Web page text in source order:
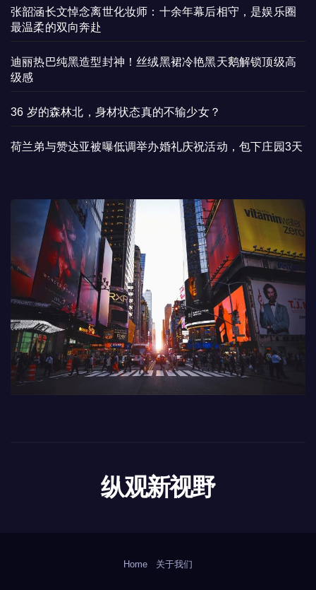
张韶涵长文悼念离世化妆师：十余年幕后相守，是娱乐圈
最温柔的双向奔赴
迪丽热巴纯黑造型封神！丝绒黑裙冷艳黑天鹅解锁顶级高
级感
36 岁的森林北，身材状态真的不输少女？
荷兰弟与赞达亚被曝低调举办婚礼庆祝活动，包下庄园3天
纵观新视野
Home 关于我们